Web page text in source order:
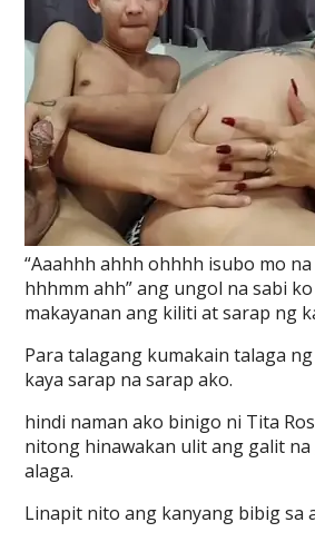
“Aaahhh ahhh ohhhh isubo mo
hhhmm ahh” ang ungol na sabi
makayanan ang kiliti at sarap ng
Para talagang kumakain talaga
kaya sarap na sarap ako.
hindi naman ako binigo ni Tita
nitong hinawakan ulit ang galit
alaga.
Linapit nito ang kanyang bibig sa